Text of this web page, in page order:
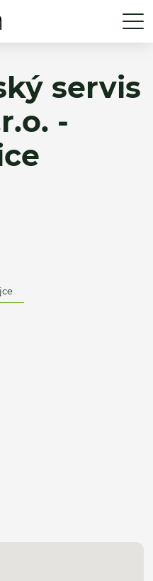
servis
-